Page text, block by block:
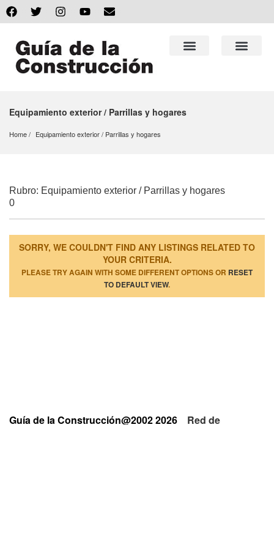
Equipamiento exterior / Parrillas y hogares
Home Equipamiento exterior / Parrillas y hogares
Rubro: Equipamiento exterior / Parrillas y hogares
0
SORRY, WE COULDN'T FIND ANY LISTINGS RELATED TO
YOUR CRITERIA.
PLEASE TRY AGAIN WITH SOME DIFFERENT OPTIONS OR RESET
TO DEFAULT VIEW.
Guía de la Construcción@2002 2026 Red de